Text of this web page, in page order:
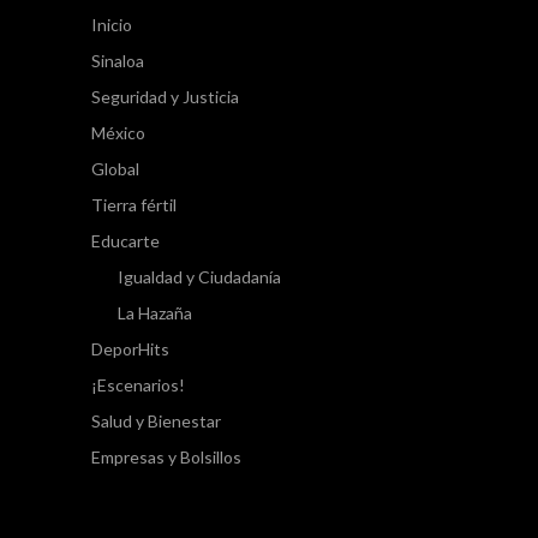
Inicio
Sinaloa
Seguridad y Justicia
México
Global
Tierra fértil
Educarte
Igualdad y Ciudadanía
La Hazaña
DeporHits
¡Escenarios!
Salud y Bienestar
Empresas y Bolsillos